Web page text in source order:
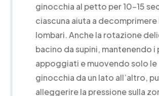
ginocchia al petto per 10-15
ciascuna aiuta a decomprimere
lombari. Anche la rotazione
bacino da supini, mantenendo i
appoggiati e muovendo solo le
ginocchia da un lato all’altro,
alleggerire la pressione sulla